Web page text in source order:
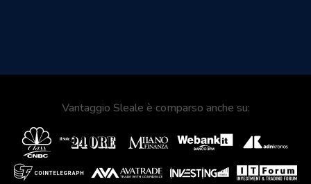
Vantaggio Sleale è comparso anche su: